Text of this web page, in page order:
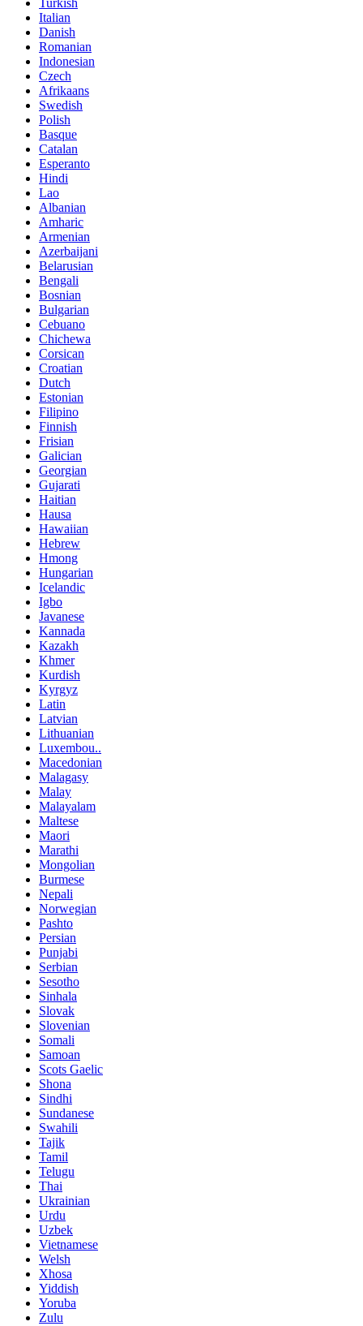
Italian
Danish
Romanian
Indonesian
Czech
Afrikaans
Swedish
Polish
Basque
Catalan
Esperanto
Hindi
Lao
Albanian
Amharic
Armenian
Azerbaijani
Belarusian
Bengali
Bosnian
Bulgarian
Cebuano
Chichewa
Corsican
Croatian
Dutch
Estonian
Filipino
Finnish
Frisian
Galician
Georgian
Gujarati
Haitian
Hausa
Hawaiian
Hebrew
Hmong
Hungarian
Icelandic
Igbo
Javanese
Kannada
Kazakh
Khmer
Kurdish
Kyrgyz
Latin
Latvian
Lithuanian
Luxembou..
Macedonian
Malagasy
Malay
Malayalam
Maltese
Maori
Marathi
Mongolian
Burmese
Nepali
Norwegian
Pashto
Persian
Punjabi
Serbian
Sesotho
Sinhala
Slovak
Slovenian
Somali
Samoan
Scots Gaelic
Shona
Sindhi
Sundanese
Swahili
Tajik
Tamil
Telugu
Thai
Ukrainian
Urdu
Uzbek
Vietnamese
Welsh
Xhosa
Yiddish
Yoruba
Zulu